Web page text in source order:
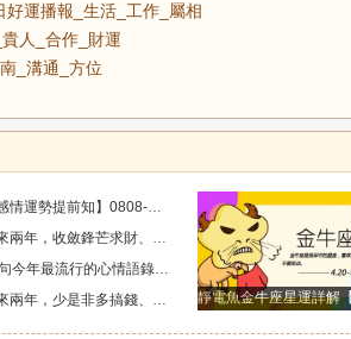
運播報_生活_工作_屬相
人_合作_財運
_溝通_方位
12.29
提前知】0808-0814感情運勢：在自己的能力和現實目標有差距時，越是要克己隱忍_內心_藍姐_狀態
收斂鋒芒求財、家境慢慢變好的四大星座！富貴纏身_合作_機會_獅子座
流行的心情語錄，句句正能量，說到心坎上了_夢想_繁星點點_人生
少是非多搞錢、財富悄悄暴漲的四大星座！衣食無憂_防範_全是坑_財運
靜電魚金牛座星運詳解